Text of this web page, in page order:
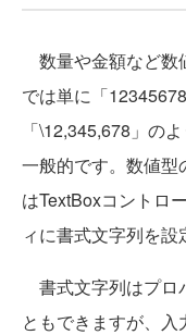
数量や金額など数
では単に「
「\12,345,678」の
一般的です。数値型
はTextBoxコントロ
ィに書式文字列を設
書式文字列はプロ
ともできますが、